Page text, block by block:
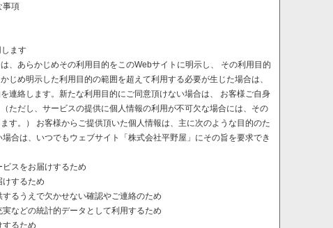
事項
ます
、あらかじめその利用目的をこのWebサイトに明示し、 その利用目的
じめ明示した利用目的の範囲を超えて利用する必要が生じた場合は、
連絡します。新たな利用目的にご同意頂けない場合は、 お客様ご自身
ただし、サービスの提供に個人情報の利用が不可欠な場合には、その
す。） お客様からご提供頂いた個人情報は、主に次のような目的のた
合は、いつでもウェブサイト「株式会社平野屋」にその旨を要求でき
ビスをお届けするため
けするため
るうえで欠かせない確認やご連絡のため
などの統計的データとして利用するため
するため